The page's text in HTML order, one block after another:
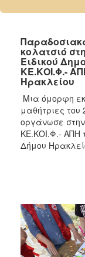
ΠΟΛΙΤΙΣΜΟΣ
ΑΝΘΕΚΤΙΚΗ
κολατσιό
Ειδικού
ΚΕ.ΚΟΙ.Φ.-
Ηρακλείου
Μια όμορφη
μαθήτριες του
οργάνωσε
ΚΕ.ΚΟΙ.Φ.- ΑΠΗ
Δήμου